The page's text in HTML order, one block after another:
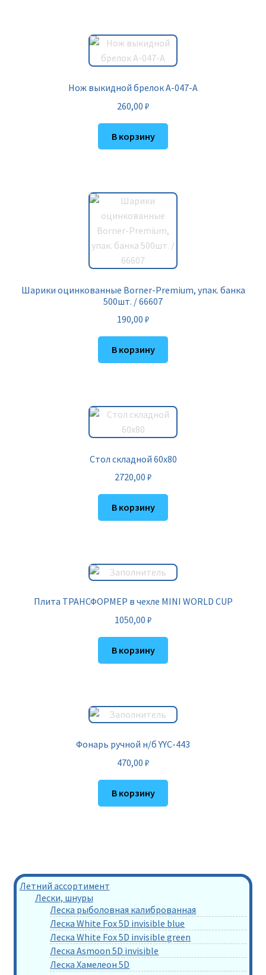
Нож выкидной брелок A-047-A
260,00 ₽
В корзину
Шарики оцинкованные Borner-Premium, упак. банка
500шт. / 66607
190,00 ₽
В корзину
Стол складной 60х80
2720,00 ₽
В корзину
Плита ТРАНСФОРМЕР в чехле MINI WORLD CUP
1050,00 ₽
В корзину
Фонарь ручной н/б YYC-443
470,00 ₽
В корзину
Летний ассортимент
Лески, шнуры
Леска рыболовная калиброванная
Леска White Fox 5D invisible blue
Леска White Fox 5D invisible green
Леска Asmoon 5D invisible
Леска Хамелеон 5D